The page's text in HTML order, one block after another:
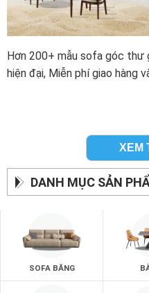
Hơn 200+ mẫu sofa góc thư
hiện đại, Miễn phí giao hàng
XEM
DANH MỤC SẢN
SOFA BĂNG